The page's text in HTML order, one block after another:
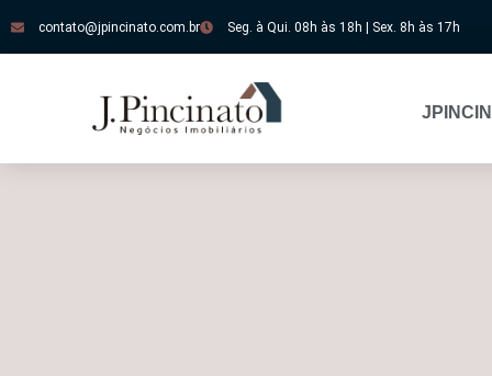
contato@jpincinato.com.br Seg. à Qui. 08h às 18h | Sex. 8h às 17h